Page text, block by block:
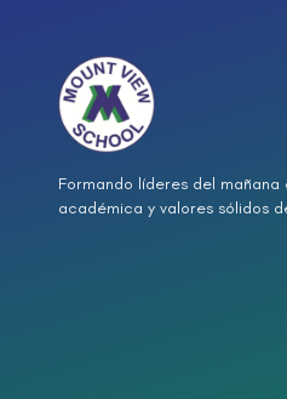
Formando líderes del
académica y valores sólidos